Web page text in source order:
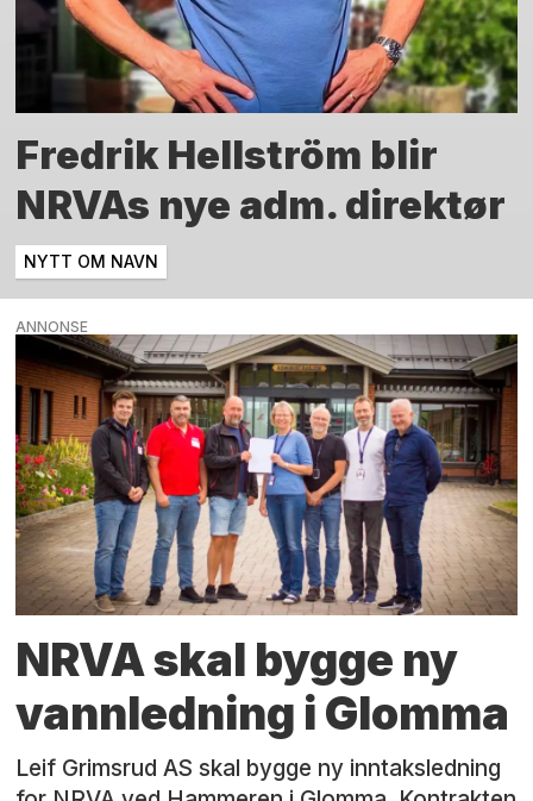
Fredrik Hellström blir
NRVAs nye adm. direktør
NYTT OM NAVN
ANNONSE
NRVA skal bygge ny
vannledning i Glomma
Leif Grimsrud AS skal bygge ny inntaksledning